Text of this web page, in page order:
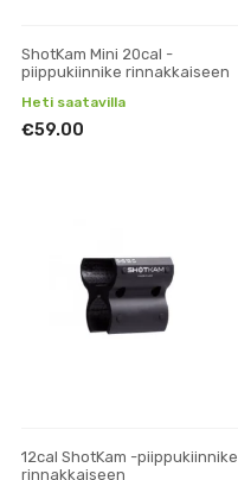
ShotKam Mini 20cal -
piippukiinnike rinnakkaiseen
Heti saatavilla
€59.00
12cal ShotKam -piippukiinnike
rinnakkaiseen